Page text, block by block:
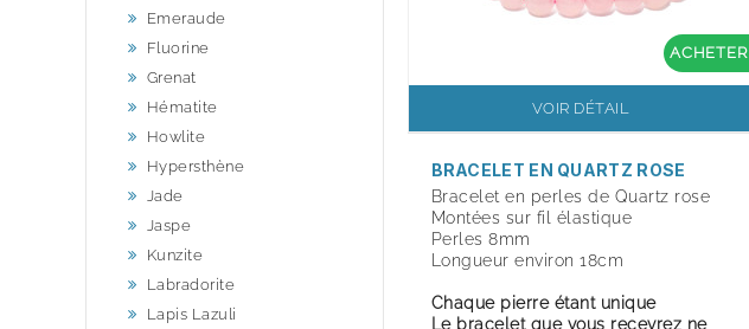
Emeraude
Fluorine
Grenat
Hématite
Howlite
Hypersthène
Jade
Jaspe
Kunzite
Labradorite
Lapis Lazuli
ACHETER
VOIR DÉTAIL
BRACELET EN QUARTZ ROSE
Bracelet en perles de Quartz rose
Montées sur fil élastique
Perles 8mm
Longueur environ 18cm
Chaque pierre étant unique
Le bracelet que vous recevrez ne